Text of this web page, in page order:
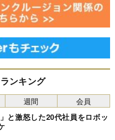
ンキング
と激怒した20代社員をロボッ
週間 会員